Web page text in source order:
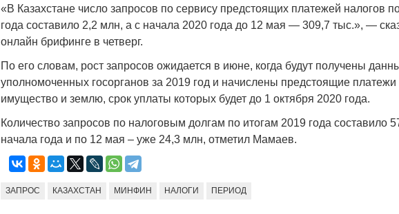
«В Казахстане число запросов по сервису предстоящих платежей налогов
года составило 2,2 млн, а с начала 2020 года до 12 мая — 309,7 тыс.», —
онлайн брифинге в четверг.
По его словам, рост запросов ожидается в июне, когда будут получены
уполномоченных госорганов за 2019 год и начислены предстоящие
имущество и землю, срок уплаты которых будет до 1 октября 2020 года.
Количество запросов по налоговым долгам по итогам 2019 года составило
начала года и по 12 мая – уже 24,3 млн, отметил Мамаев.
ЗАПРОС КАЗАХСТАН МИНФИН НАЛОГИ ПЕРИОД
17.10.2024 17:00 29972
Дарига не
30.10.2024